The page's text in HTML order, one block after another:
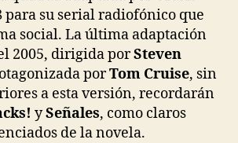
para su serial radiofónico que
social. La última adaptación
2005, dirigida porSteven
porTom Cruise, sin
a esta versión, recordarán
ySeñales, como claros
de la novela.